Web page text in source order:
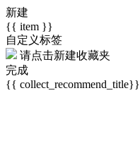
新建
{{ item }}
自定义标签
请点击新建收藏夹
完成
{{ collect_recommend_title}}